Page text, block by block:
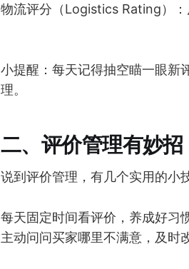
物流评分（Logistics Rating）：
小提醒：每天记得抽空瞄一眼新
理。
二、评价管理有妙招
说到评价管理，有几个实用的小
每天固定时间看评价，养成好习
主动问问买家哪里不满意，及时